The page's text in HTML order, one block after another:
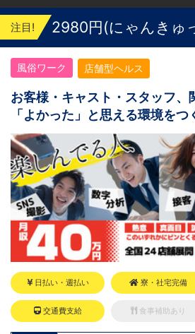
注目! 2980円(にゃんきゅ
風俗ワーク 店舗型ヘルス
お客様・キャスト・スタッフ、
「よかった」と思える環境をつ
日払い・週払い 寮・社宅完備
交通費支給 食事補助あり